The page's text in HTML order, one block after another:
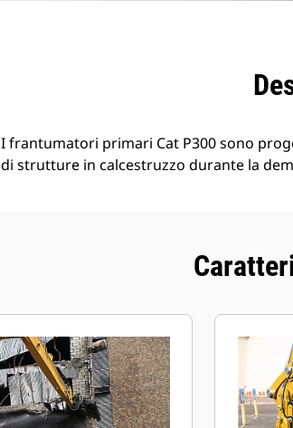
I frantumatori primari Cat P300 sono
di strutture in calcestruzzo durante la